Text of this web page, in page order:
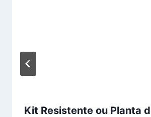
Kit Resistente ou Planta